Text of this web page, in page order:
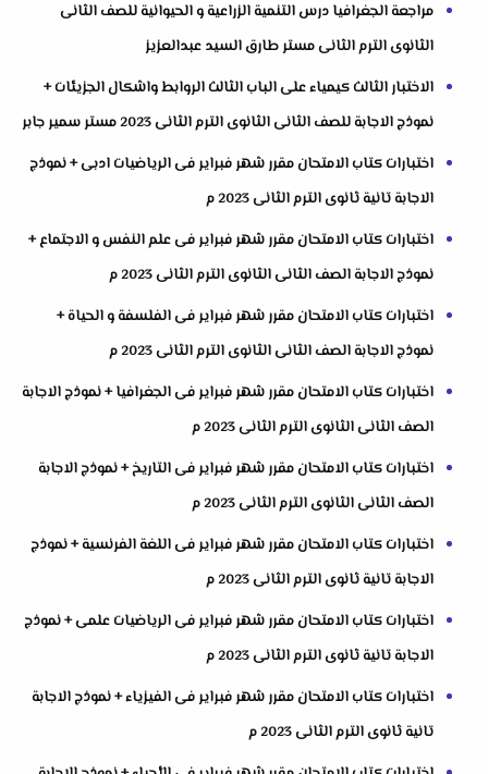
مراجعة الجغرافيا درس التنمية الزراعية و الحيوانية للصف الثانى
الثانوى الترم الثانى مستر طارق السيد عبدالعزيز
الاختبار الثالث كيمياء على الباب الثالث الروابط واشكال الجزيئات +
نموذج الاجابة للصف الثانى الثانوى الترم الثانى 2023 مستر سمير جابر
اختبارات كتاب الامتحان مقرر شهر فبراير فى الرياضيات ادبى + نموذج
الاجابة تانية ثانوى الترم الثانى 2023 م
اختبارات كتاب الامتحان مقرر شهر فبراير فى علم النفس و الاجتماع +
نموذج الاجابة الصف الثانى الثانوى الترم الثانى 2023 م
اختبارات كتاب الامتحان مقرر شهر فبراير فى الفلسفة و الحياة +
نموذج الاجابة الصف الثانى الثانوى الترم الثانى 2023 م
اختبارات كتاب الامتحان مقرر شهر فبراير فى الجغرافيا + نموذج الاجابة
الصف الثانى الثانوى الترم الثانى 2023 م
اختبارات كتاب الامتحان مقرر شهر فبراير فى التاريخ + نموذج الاجابة
الصف الثانى الثانوى الترم الثانى 2023 م
اختبارات كتاب الامتحان مقرر شهر فبراير فى اللغة الفرنسية + نموذج
الاجابة تانية ثانوى الترم الثانى 2023 م
اختبارات كتاب الامتحان مقرر شهر فبراير فى الرياضيات علمى + نموذج
الاجابة تانية ثانوى الترم الثانى 2023 م
اختبارات كتاب الامتحان مقرر شهر فبراير فى الفيزياء + نموذج الاجابة
تانية ثانوى الترم الثانى 2023 م